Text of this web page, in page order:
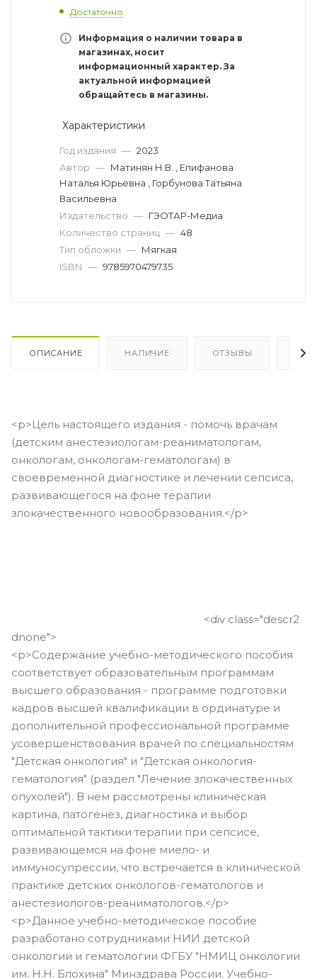
Достаточно
Информация о наличии товара в
магазинах, носит
информационный характер. За
актуальной информацией
обращайтесь в магазины.
Характеристики
Год издания — 2023
Автор — Матинян Н.В. , Епифанова
Наталья Юрьевна , Горбунова Татьяна
Васильевна
Издательство — ГЭОТАР-Медиа
Количество страниц — 48
Тип обложки — Мягкая
ISBN — 9785970479735
ОПИСАНИЕ НАЛИЧИЕ ОТЗЫВЫ
<p>Цель настоящего издания - помочь врачам
(детским анестезиологам-реаниматологам,
онкологам, онкологам-гематологам) в
своевременной диагностике и лечении сепсиса,
развивающегося на фоне терапии
злокачественного новообразования.</p>
<div class="descr2
dnone">
<p>Содержание учебно-методического пособия
соответствует образовательным программам
высшего образования - программе подготовки
кадров высшей квалификации в ординатуре и
дополнительной профессиональной программе
усовершенствования врачей по специальностям
"Детская онкология" и "Детская онкология-
гематология" (раздел "Лечение злокачественных
опухолей"). В нем рассмотрены клиническая
картина, патогенез, диагностика и выбор
оптимальной тактики терапии при сепсисе,
развивающемся на фоне миело- и
иммуносупрессии, что встречается в клинической
практике детских онкологов-гематологов и
анестезиологов-реаниматологов.</p>
<p>Данное учебно-методическое пособие
разработано сотрудниками НИИ детской
онкологии и гематологии ФГБУ "НМИЦ онкологии
им. Н.Н. Блохина" Минздрава России. Учебно-